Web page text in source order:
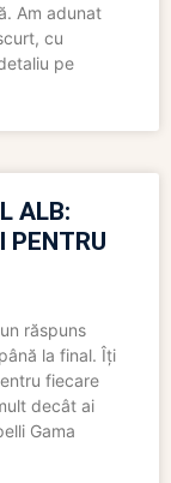
Am adunat
cu
pe
ALB:
PENTRU
răspuns
la final. Îți
fiecare
decât ai
Gama